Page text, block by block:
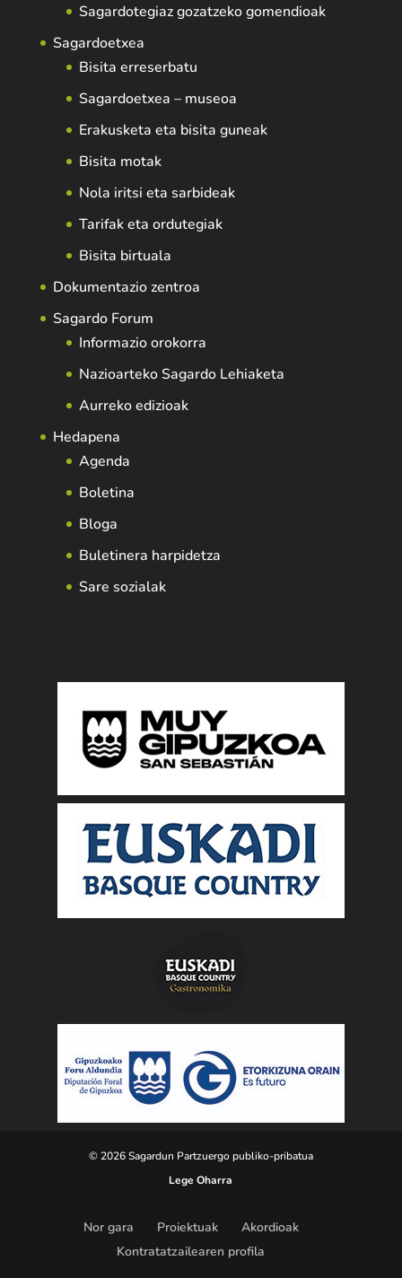
Sagardotegiaz gozatzeko gomendioak
Sagardoetxea
Bisita erreserbatu
Sagardoetxea – museoa
Erakusketa eta bisita guneak
Bisita motak
Nola iritsi eta sarbideak
Tarifak eta ordutegiak
Bisita birtuala
Dokumentazio zentroa
Sagardo Forum
Informazio orokorra
Nazioarteko Sagardo Lehiaketa
Aurreko edizioak
Hedapena
Agenda
Boletina
Bloga
Buletinera harpidetza
Sare sozialak
© 2026 Sagardun Partzuergo publiko-pribatua
Lege Oharra
Nor gara Proiektuak
Akordioak
Kontratatzailearen profila